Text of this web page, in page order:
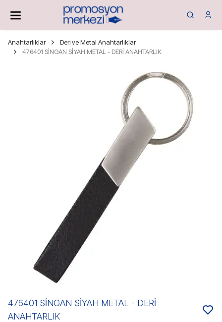
Anahtarlıklar
Deri ve Metal Anahtarlıklar
476401 SİNGAN SİYAH METAL - DERİ ANAHTARLIK
476401 SİNGAN SİYAH METAL - DERİ
ANAHTARLIK